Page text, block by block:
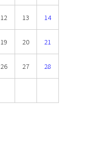
12 13 14
19 20 21
26 27 28